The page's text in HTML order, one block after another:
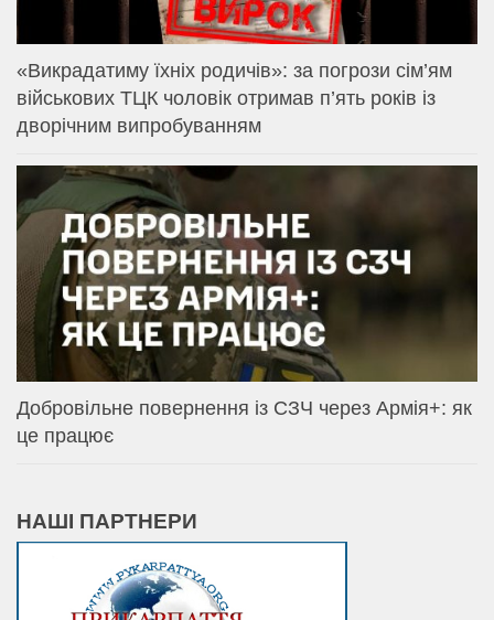
«Викрадатиму їхніх родичів»: за погрози сім’ям
військових ТЦК чоловік отримав п’ять років із
дворічним випробуванням
Добровільне повернення із СЗЧ через Армія+: як
це працює
НАШІ ПАРТНЕРИ